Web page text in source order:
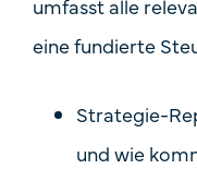
umfasst alle
eine fundierte
Strategie-
und wie